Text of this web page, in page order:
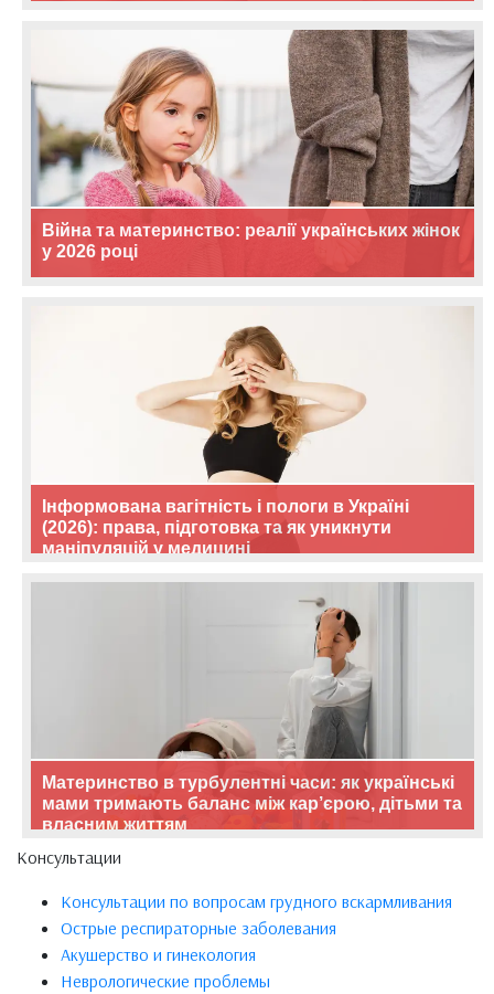
Війна та материнство: реалії українських жінок
у 2026 році
Інформована вагітність і пологи в Україні
(2026): права, підготовка та як уникнути
маніпуляцій у медицині
Материнство в турбулентні часи: як українські
мами тримають баланс між кар’єрою, дітьми та
власним життям
Консультации
Консультации по вопросам грудного вскармливания
Острые респираторные заболевания
Акушерство и гинекология
Неврологические проблемы